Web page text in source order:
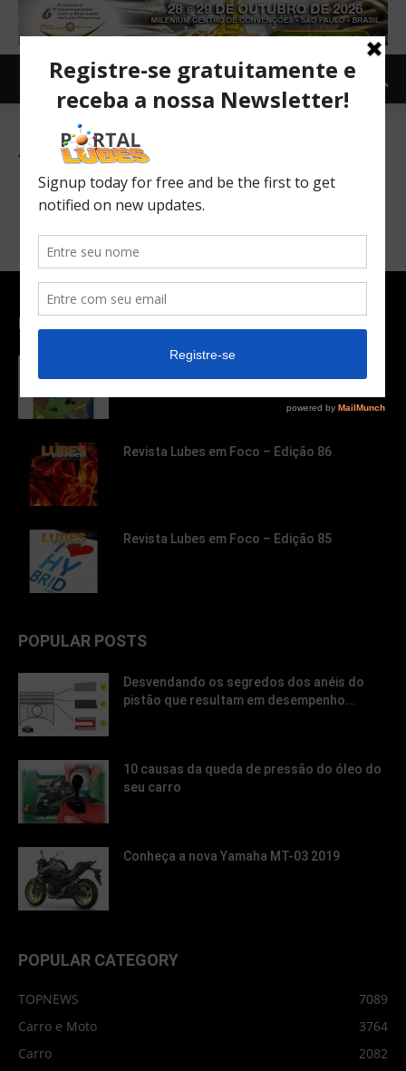
All videos
RSS - receba nossos Feeds
EDITOR PICKS
Revista Lubes em Foco – Edição 87
Revista Lubes em Foco – Edição 86
Revista Lubes em Foco – Edição 85
POPULAR POSTS
Desvendando os segredos dos anéis do
pistão que resultam em desempenho...
10 causas da queda de pressão do óleo do
seu carro
Conheça a nova Yamaha MT-03 2019
POPULAR CATEGORY
TOPNEWS
7089
Carro e Moto
3764
Carro
2082